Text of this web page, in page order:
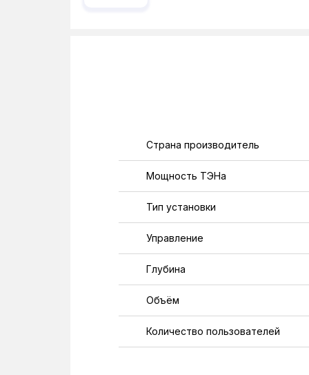
Страна производитель
Мощность ТЭНа
Тип установки
Управление
Глубина
Объём
Количество пользователей